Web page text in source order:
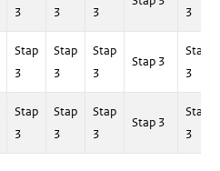
3
3
3
3
Stap
3
Stap
3
Stap
3
Stap 3
Stap
3
Stap
3
Stap
3
Stap
3
Stap 3
Stap
3